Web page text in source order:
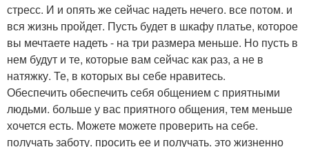
стресс. И и опять же сейчас надеть нечего. все потом. и
вся жизнь пройдет. Пусть будет в шкафу платье, которое
вы мечтаете надеть - на три размера меньше. Но пусть в
нем будут и те, которые вам сейчас как раз, а не в
натяжку. Те, в которых вы себе нравитесь.
Обеспечить обеспечить себя общением с приятными
людьми. больше у вас приятного общения, тем меньше
хочется есть. Можете можете проверить на себе.
получать заботу. просить ее и получать. это жизненно